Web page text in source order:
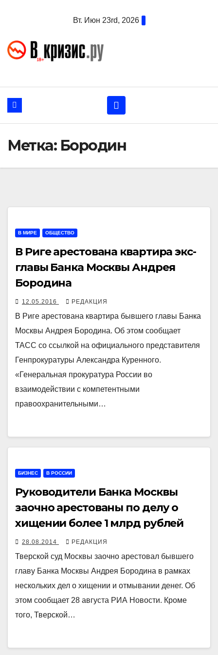
Вт. Июн 23rd, 2026
Метка: Бородин
В МИРЕ ОБЩЕСТВО
В Риге арестована квартира экс-
главы Банка Москвы Андрея
Бородина
12.05.2016 РЕДАКЦИЯ
В Риге арестована квартира бывшего главы Банка
Москвы Андрея Бородина. Об этом сообщает
ТАСС со ссылкой на официального представителя
Генпрокуратуры Александра Куренного.
«Генеральная прокуратура России во
взаимодействии с компетентными
правоохранительными…
БИЗНЕС В РОССИИ
Руководители Банка Москвы
заочно арестованы по делу о
хищении более 1 млрд рублей
28.08.2014 РЕДАКЦИЯ
Тверской суд Москвы заочно арестовал бывшего
главу Банка Москвы Андрея Бородина в рамках
нескольких дел о хищении и отмывании денег. Об
этом сообщает 28 августа РИА Новости. Кроме
того, Тверской…